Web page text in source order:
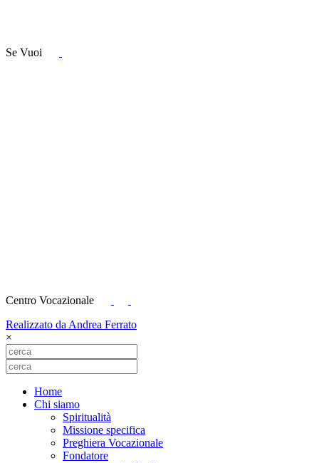
Se Vuoi
Centro Vocazionale
Realizzato da Andrea Ferrato
×
Home
Chi siamo
Spiritualità
Missione specifica
Preghiera Vocazionale
Fondatore